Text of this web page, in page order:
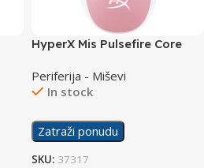
HyperX Mis Pulsefire Core
Periferija - Miševi
In stock
Zatraži ponudu
SKU: 37317